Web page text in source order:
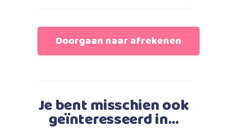
Je bent misschien ook
geïnteresseerd in…
Doorgaan naar afrekenen